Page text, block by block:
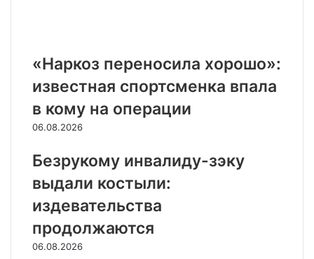
«Наркоз переносила хорошо»:
известная спортсменка впала
в кому на операции
06.08.2026
Безрукому инвалиду-зэку
выдали костыли:
издевательства
продолжаются
06.08.2026